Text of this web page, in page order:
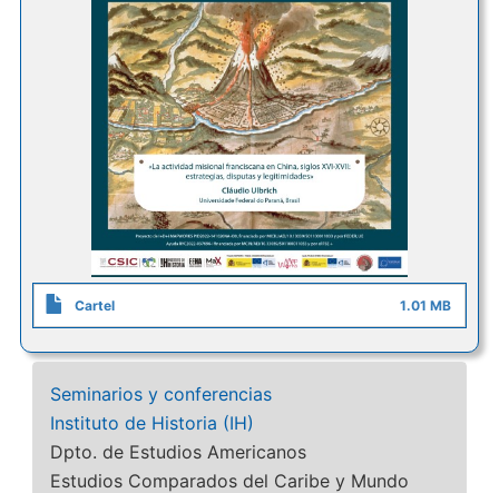
Cartel 1.01 MB
Seminarios y conferencias
Instituto de Historia (IH)
Dpto. de Estudios Americanos
Estudios Comparados del Caribe y Mundo